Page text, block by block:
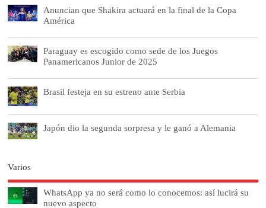
Anuncian que Shakira actuará en la final de la Copa
América
Paraguay es escogido como sede de los Juegos
Panamericanos Junior de 2025
Brasil festeja en su estreno ante Serbia
Japón dio la segunda sorpresa y le ganó a Alemania
Varios
WhatsApp ya no será como lo conocemos: así lucirá su
nuevo aspecto